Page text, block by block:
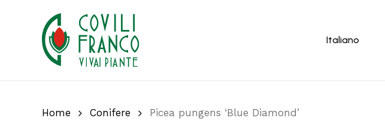
Italiano
Home Conifere Picea pungens ‘Blue Diamond’